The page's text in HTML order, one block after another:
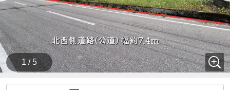
1 / 5